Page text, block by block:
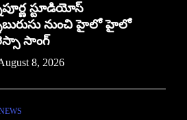
స్టూడియోస్
నుంచి హైలో హైలో
సాంగ్
8, 2026